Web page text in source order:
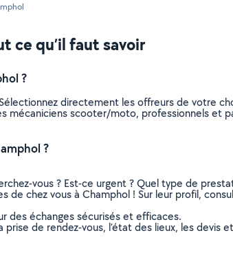
ce qu’il faut savoir
?
directement les offreurs de votre
mécaniciens scooter/moto, professionnels et
?
vous ? Est-ce urgent ? Quel type de
chez vous à Champhol ! Sur leur profil,
des échanges sécurisés et efficaces.
de rendez-vous, l’état des lieux, les